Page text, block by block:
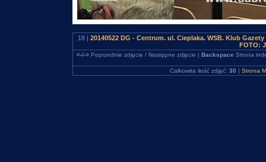
18 | 20140522 DG - Centrum. ul. Cieplaka. WSB. Klub
FOTO:
<-/->Poprzednie zdjęcie / Następne zdjęcie | Backspace Strona
Całkowita ilość zdjęć: 30 | Strona